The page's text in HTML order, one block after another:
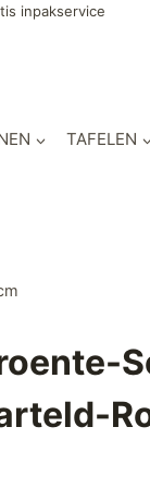
inpakservice
TAFELEN